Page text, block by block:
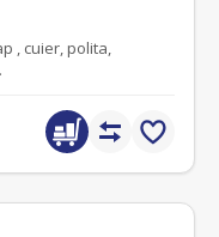
, cuier, polita,